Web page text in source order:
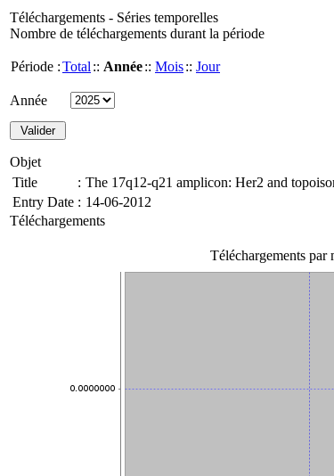
Téléchargements - Séries temporelles
Nombre de téléchargements durant la période
Période :Total :: Année:: Mois:: Jour
Année
Objet
Title
: The 17q12-q21 amplicon: Her2 and
Entry Date : 14-06-2012
Téléchargements
Téléchargements par